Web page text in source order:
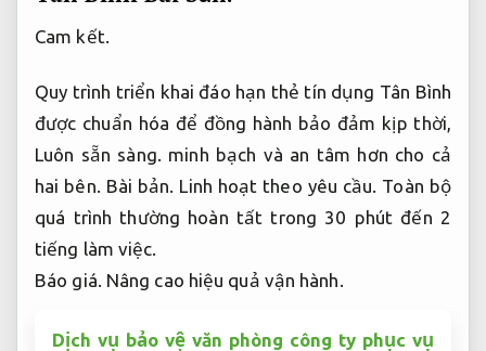
Cam kết.
Quy trình triển khai đáo hạn thẻ tín dụng Tân Bình
được chuẩn hóa để đồng hành bảo đảm kịp thời,
Luôn sẵn sàng.
minh bạch và an tâm hơn cho cả
hai bên. Bài bản. Linh hoạt theo yêu cầu. Toàn bộ
quá trình thường hoàn tất trong 30 phút đến 2
tiếng làm việc.
Báo giá. Nâng cao hiệu quả vận hành.
Dịch vụ bảo vệ văn phòng công ty phục vụ